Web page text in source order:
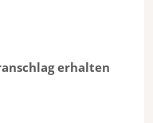
erhalten